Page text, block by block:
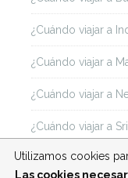
¿Cuándo viajar a
¿Cuándo viajar a
¿Cuándo viajar a
¿Cuándo viajar a
Utilizamos cookies
Las cookies